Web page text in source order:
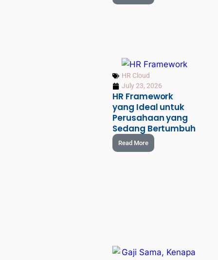
HR Cloud
July 23, 2026
HR Framework
yang Ideal untuk
Perusahaan yang
Sedang Bertumbuh
Read More